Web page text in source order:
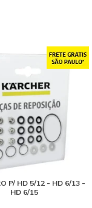
P/ HD 5/12 - HD 6/13 -
HD 6/15